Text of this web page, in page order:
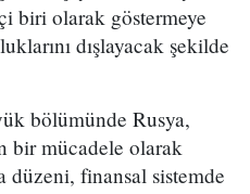
biri olarak göstermeye
dışlayacak şekilde
bölümünde Rusya,
bir mücadele olarak
düzeni, finansal sistemde